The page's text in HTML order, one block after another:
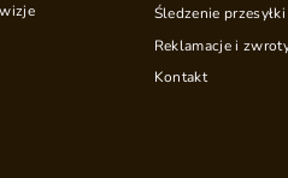
Śledzenie przesyłki
Reklamacje i
Kontakt